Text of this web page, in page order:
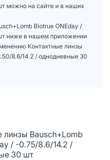
можно на сайте и в наших
Biotrue ONEday /
ниже в нашем приложении
Контактные линзы
8.6/14.2 / однодневные 30
линзы Bausch+Lomb
/ -0.75/8.6/14.2 /
30 шт